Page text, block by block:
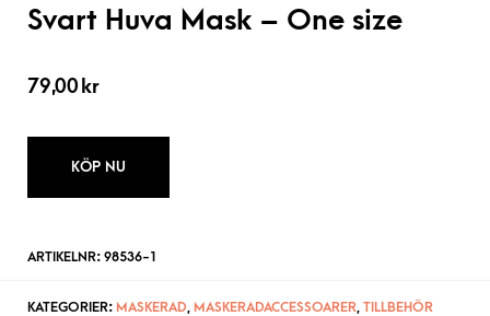
Svart Huva Mask – One size
79,00 kr
KÖP NU
ARTIKELNR: 98536-1
KATEGORIER: MASKERAD, MASKERADACCESSOARER, TILLBEHÖR